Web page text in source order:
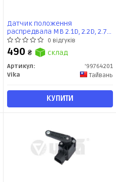
Датчик положення
распредвала MB 2.1D, 2.2D, 2.7D,
3.0D (01-17) (99764201) VIKA
0 відгуків
490 ₴ склад
Артикул:
'99764201
Vika
Тайвань
КУПИТИ